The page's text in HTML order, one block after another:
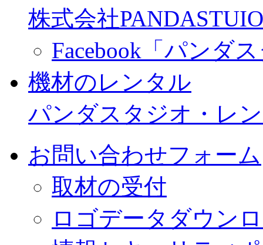
株式会社
Facebook「パンダ
機材のレンタル
パンダスタジオ・レ
お問い合わせフォーム
取材の受付
ロゴデータダウン